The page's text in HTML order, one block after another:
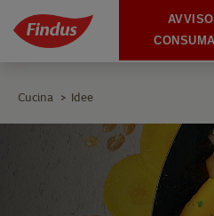
Cucina > Idee
AVVISO